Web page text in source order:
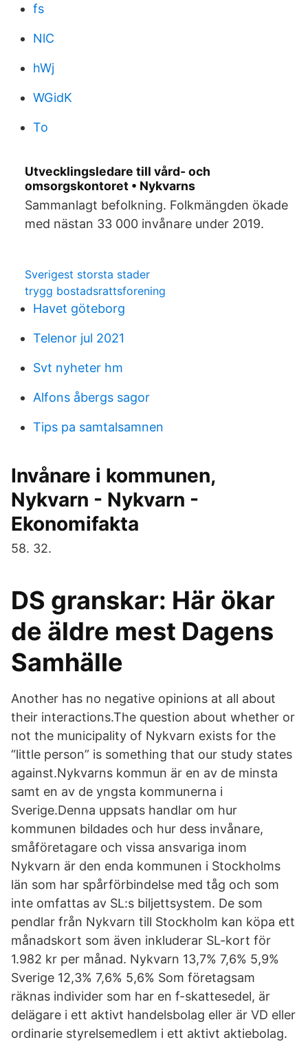
fs
NlC
hWj
WGidK
To
Utvecklingsledare till vård- och
omsorgskontoret • Nykvarns
Sammanlagt befolkning. Folkmängden ökade
med nästan 33 000 invånare under 2019.
Sverigest storsta stader
trygg bostadsrattsforening
Havet göteborg
Telenor jul 2021
Svt nyheter hm
Alfons åbergs sagor
Tips pa samtalsamnen
Invånare i kommunen,
Nykvarn - Nykvarn -
Ekonomifakta
58. 32.
DS granskar: Här ökar
de äldre mest Dagens
Samhälle
Another has no negative opinions at all about
their interactions.The question about whether or
not the municipality of Nykvarn exists for the
“little person” is something that our study states
against.Nykvarns kommun är en av de minsta
samt en av de yngsta kommunerna i
Sverige.Denna uppsats handlar om hur
kommunen bildades och hur dess invånare,
småföretagare och vissa ansvariga inom
Nykvarn är den enda kommunen i Stockholms
län som har spårförbindelse med tåg och som
inte omfattas av SL:s biljettsystem. De som
pendlar från Nykvarn till Stockholm kan köpa ett
månadskort som även inkluderar SL-kort för
1.982 kr per månad. Nykvarn 13,7% 7,6% 5,9%
Sverige 12,3% 7,6% 5,6% Som företagsam
räknas individer som har en f-skattesedel, är
delägare i ett aktivt handelsbolag eller är VD eller
ordinarie styrelsemedlem i ett aktivt aktiebolag.